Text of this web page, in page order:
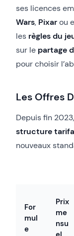
ses licences
Wars, Pixarou
les règles du
sur le partage
pour choisir
Les Offres
Depuis fin
structure
nouveaux
For
mul
e
Prix
me
nsu